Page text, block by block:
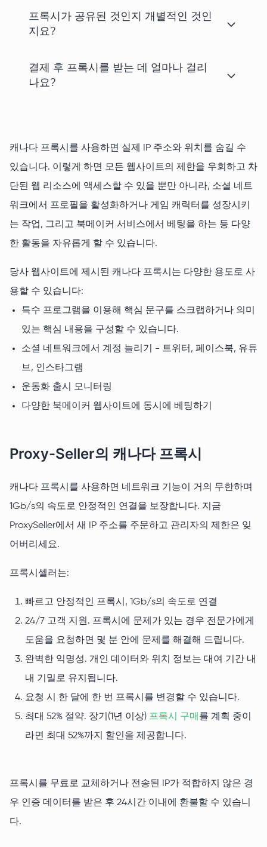
프록시가 공유된 것인지 개별적인 것인
지요?
결제 후 프록시를 받는 데 얼마나 걸리
나요?
캐나다 프록시를 사용하면 실제 IP 주소와 위치를 숨길 수
있습니다. 이렇게 하면 모든 웹사이트의 제한을 우회하고 차
단된 웹 리소스에 액세스할 수 있을 뿐만 아니라, 소셜 네트
워크에서 프로필을 활성화하거나 게임 캐릭터를 성장시키
는 작업, 그리고 북메이커 서비스에서 베팅을 하는 등 다양
한 활동을 자유롭게 할 수 있습니다.
당사 웹사이트에 제시된 캐나다 프록시는 다양한 용도로 사
용할 수 있습니다:
특수 프로그램을 이용해 핵심 문구를 스크랩하거나 의미
있는 핵심 내용을 구성할 수 있습니다.
소셜 네트워크에서 계정 늘리기 - 트위터, 페이스북, 유튜
브, 인스타그램
운동화 출시 모니터링
다양한 북메이커 웹사이트에 동시에 베팅하기
Proxy-Seller의 캐나다 프록시
캐나다 프록시를 사용하면 네트워크 기능이 거의 무한하며
1Gb/s의 속도로 안정적인 연결을 보장합니다. 지금
ProxySeller에서 새 IP 주소를 주문하고 관리자의 제한은 잊
어버리세요.
프록시셀러는:
빠르고 안정적인 프록시, 1Gb/s의 속도로 연결
24/7 고객 지원. 프록시에 문제가 있는 경우 전문가에게
도움을 요청하면 몇 분 안에 문제를 해결해 드립니다.
완벽한 익명성. 개인 데이터와 위치 정보는 대여 기간 내
내 기밀로 유지됩니다.
요청 시 한 달에 한 번 프록시를 변경할 수 있습니다.
최대 52% 절약. 장기(1년 이상) 프록시 구매 를 계획 중이
라면 최대 52%까지 할인을 제공합니다.
프록시를 무료로 교체하거나 전송된 IP가 적합하지 않은 경
우 인증 데이터를 받은 후 24시간 이내에 환불할 수 있습니
다.